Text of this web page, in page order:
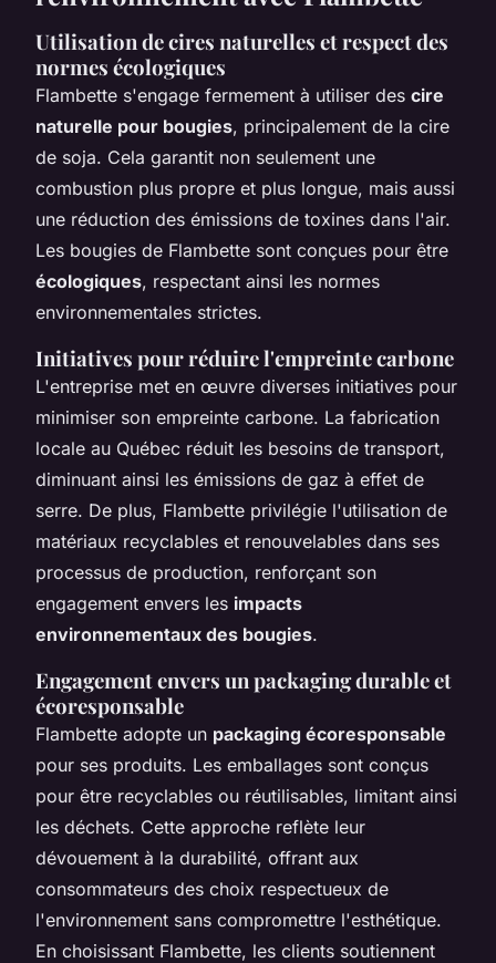
Utilisation de cires naturelles et respect des
normes écologiques
Flambette s'engage fermement à utiliser des cire
naturelle pour bougies, principalement de la cire
de soja. Cela garantit non seulement une
combustion plus propre et plus longue, mais aussi
une réduction des émissions de toxines dans l'air.
Les bougies de Flambette sont conçues pour être
écologiques, respectant ainsi les normes
environnementales strictes.
Initiatives pour réduire l'empreinte carbone
L'entreprise met en œuvre diverses initiatives pour
minimiser son empreinte carbone. La fabrication
locale au Québec réduit les besoins de transport,
diminuant ainsi les émissions de gaz à effet de
serre. De plus, Flambette privilégie l'utilisation de
matériaux recyclables et renouvelables dans ses
processus de production, renforçant son
engagement envers les impacts
environnementaux des bougies.
Engagement envers un packaging durable et
écoresponsable
Flambette adopte un packaging écoresponsable
pour ses produits. Les emballages sont conçus
pour être recyclables ou réutilisables, limitant ainsi
les déchets. Cette approche reflète leur
dévouement à la durabilité, offrant aux
consommateurs des choix respectueux de
l'environnement sans compromettre l'esthétique.
En choisissant Flambette, les clients soutiennent